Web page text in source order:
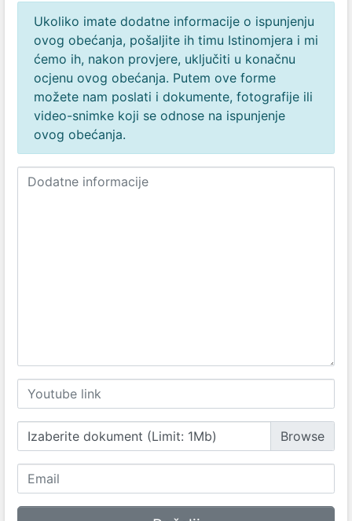
Ukoliko imate dodatne informacije o ispunjenju
ovog obećanja, pošaljite ih timu Istinomjera i mi
ćemo ih, nakon provjere, uključiti u konačnu
ocjenu ovog obećanja. Putem ove forme
možete nam poslati i dokumente, fotografije ili
video-snimke koji se odnose na ispunjenje
ovog obećanja.
Izaberite dokument (Limit: 1Mb)